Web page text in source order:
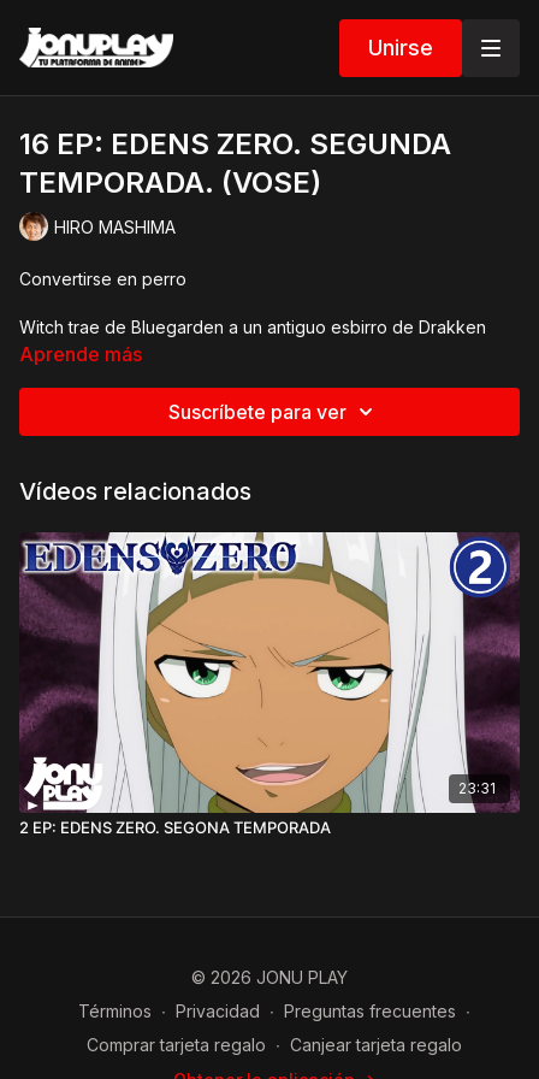
Unirse
16 EP: EDENS ZERO. SEGUNDA
TEMPORADA. (VOSE)
HIRO MASHIMA
Convertirse en perro
Witch trae de Bluegarden a un antiguo esbirro de Drakken
Joe… ¡Laguna! Con la ayuda de Laguna, Shiki y su tripulación
rumbo a Foresta, el Planeta Verde… Mientras tanto, los piratas
de Elise, que navegan por el Cosmos Aoi en el Skull Fairy, son
Aprende más
Suscríbete para ver
Vídeos relacionados
23:31
2 EP: EDENS ZERO. SEGONA TEMPORADA
© 2026 JONU PLAY
Términos ∙ Privacidad ∙ Preguntas frecuentes ∙
Comprar tarjeta regalo ∙ Canjear tarjeta regalo